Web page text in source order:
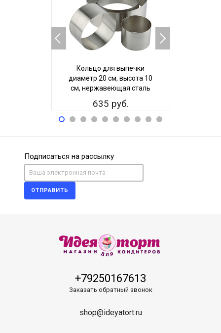
Кольцо для выпечки
диаметр 20 см, высота 10
см, нержавеющая сталь
635 руб.
Подписаться на рассылку
ОТПРАВИТЬ
+79250167613
Заказать обратный звонок
shop@ideyatort.ru